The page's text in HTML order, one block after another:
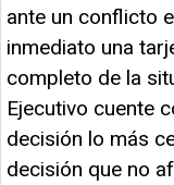
ante un conflicto
inmediato una
completo de la
Ejecutivo cuente
decisión lo más
decisión que no